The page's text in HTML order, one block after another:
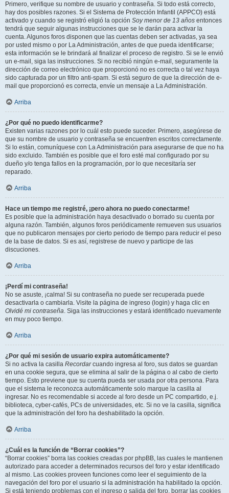
Primero, verifique su nombre de usuario y contraseña. Si todo está correcto,
hay dos posibles razones. Si el Sistema de Protección Infantil (APPCO) está
activado y cuando se registró eligió la opción Soy menor de 13 años entonces
tendrá que seguir algunas instrucciones que se le darán para activar la
cuenta. Algunos foros disponen que las cuentas deben ser activadas, ya sea
por usted mismo o por La Administración, antes de que pueda identificarse;
esta información se le brindará al finalizar el proceso de registro. Si se le envió
un e-mail, siga las instrucciones. Si no recibió ningún e-mail, seguramente la
dirección de correo electrónico que proporcionó no es correcta o tal vez haya
sido capturada por un filtro anti-spam. Si está seguro de que la dirección de e-
mail que proporcionó es correcta, envíe un mensaje a La Administración.
Arriba
¿Por qué no puedo identificarme?
Existen varias razones por lo cuál esto puede suceder. Primero, asegúrese de
que su nombre de usuario y contraseña se encuentren escritos correctamente.
Si lo están, comuníquese con La Administración para asegurarse de que no ha
sido excluido. También es posible que el foro esté mal configurado por su
dueño y/o tenga fallos en la programación, por lo que necesitaría ser
reparado.
Arriba
Hace un tiempo me registré, ¡pero ahora no puedo conectarme!
Es posible que la administración haya desactivado o borrado su cuenta por
alguna razón. También, algunos foros periódicamente remueven sus usuarios
que no publicaron mensajes por cierto periodo de tiempo para reducir el peso
de la base de datos. Si es así, registrese de nuevo y participe de las
discuciones.
Arriba
¡Perdí mi contraseña!
No se asuste, ¡calma! Si su contraseña no puede ser recuperada puede
desactivarla o cambiarla. Visite la página de ingreso (login) y haga clic en
Olvidé mi contraseña. Siga las instrucciones y estará identificado nuevamente
en muy poco tiempo.
Arriba
¿Por qué mi sesión de usuario expira automáticamente?
Si no activa la casilla Recordarcuando ingresa al foro, sus datos se guardan
en una cookie segura, que se elimina al salir de la página o al cabo de cierto
tiempo. Esto previene que su cuenta pueda ser usada por otra persona. Para
que el sistema le reconozca automáticamente solo marque la casilla al
ingresar. No es recomendable si accede al foro desde un PC compartido, e.j.
biblioteca, cyber-cafés, PCs de universidades, etc. Si no ve la casilla, significa
que la administración del foro ha deshabilitado la opción.
Arriba
¿Cuál es la función de “Borrar cookies”?
“Borrar cookies” borra las cookies creadas por phpBB, las cuales le mantienen
autorizado para acceder a determinados recursos del foro y estar identificado
al mismo. Las cookies proveen funciones como leer el seguimiento de la
navegación del foro por el usuario si la administración ha habilitado la opción.
Si está teniendo problemas con el ingreso o salida del foro, borrar las cookies